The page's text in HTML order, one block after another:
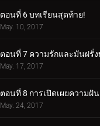
ตอนที่ 6 บทเรียนสุดท้าย!
May. 10, 2017
ตอนที่ 7 ความรักและมันฝรั่ง
May. 17, 2017
ตอนที่ 8 การเปิดเผยความฝัน
May. 24, 2017